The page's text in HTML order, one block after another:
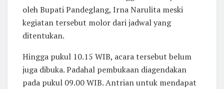
oleh Bupati Pandeglang, Irna Narulita meski
kegiatan tersebut molor dari jadwal yang
ditentukan.
Hingga pukul 10.15 WIB, acara tersebut belum
juga dibuka. Padahal pembukaan diagendakan
pada pukul 09.00 WIB. Antrian untuk mendapat